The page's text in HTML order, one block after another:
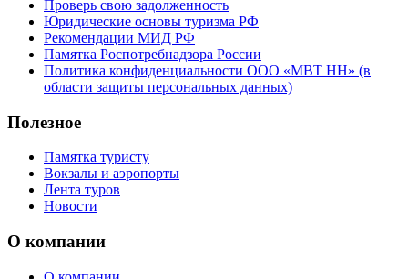
Проверь свою задолженность
Юридические основы туризма РФ
Рекомендации МИД РФ
Памятка Роспотребнадзора России
Политика конфиденциальности ООО «МВТ НН» (в
области защиты персональных данных)
Полезное
Памятка туристу
Вокзалы и аэропорты
Лента туров
Новости
О компании